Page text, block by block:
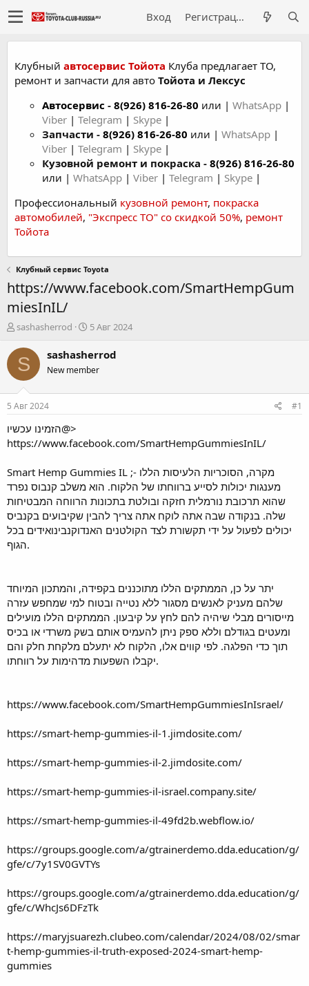
Вход Регистрация
Клубный автосервис Тойота Клуба предлагает ТО,
ремонт и запчасти для авто Тойота и Лексус
Автосервис - 8(926) 816-26-80 или | WhatsApp |
Viber | Telegram | Skype |
Запчасти - 8(926) 816-26-80 или | WhatsApp |
Viber | Telegram | Skype |
Кузовной ремонт и покраска - 8(926) 816-26-80
или | WhatsApp | Viber | Telegram | Skype |
Профессиональный кузовной ремонт, покраска
автомобилей, "Экспресс ТО" со скидкой 50%, ремонт
Тойота
Клубный сервис Toyota
https://www.facebook.com/SmartHempGum
miesInIL/
А
т
о
р
е
м
ы
sashasherrod
Д
т
н
а
5 Авг 2024
S sashasherrod
New member
5 Авг 2024 #1
הזמינו עכשיו@>
https://www.facebook.com/SmartHempGummiesInIL/
Smart Hemp Gummies IL ;- מקרה, הסוכריות הלעיסות הללו
מענגות יכולות לסייע ברווחתו של הלקוח. הוא משלב קנבוס נפרד
שהוא תרכובת נורמלית חזקה ובולטת בתכונות הרווחה המבטיחות
שלה. בנקודה שבה אתה לוקח אתה צריך להבין שקיבועים בקנביס
יכולים לפעול על ידי תקשורת לצד הקולטנים האנדוקנבינואידים בכל
הגוף.
יתר על כן, הממתקים הללו מתוכננים בקפידה, והמתכון המיוחד
שלהם מעניק לאנשים מסגור ללא נטייה ובטוח למי שמחפש עזרה
מייסורים מבלי שיהיה להם לחץ על קיבעון. הממתקים הללו מועילים
ומעטים בגודלם וללא ספק ניתן להעמיס אותם בשק משרדי או בכיס
תוך כדי הפלגה. לפי קווים אלו, הלקוח לא יתעלם מלקחת חלק והם
יקבלו השפעות מדהימות על רווחתו.
https://www.facebook.com/SmartHempGummiesInIsrael/
https://smart-hemp-gummies-il-1.jimdosite.com/
https://smart-hemp-gummies-il-2.jimdosite.com/
https://smart-hemp-gummies-il-israel.company.site/
https://smart-hemp-gummies-il-49fd2b.webflow.io/
https://groups.google.com/a/gtrainerdemo.dda.education/g/
gfe/c/7y1SV0GVTYs
https://groups.google.com/a/gtrainerdemo.dda.education/g/
gfe/c/WhcJs6DFzTk
https://maryjsuarezh.clubeo.com/calendar/2024/08/02/smar
t-hemp-gummies-il-truth-exposed-2024-smart-hemp-
gummies